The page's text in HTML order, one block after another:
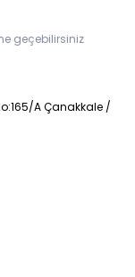
geçebilirsiniz
A Çanakkale /